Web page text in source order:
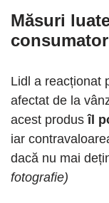
Măsuri
Lidl a reacționat
afectat de la
acest produsîl
iar
dacă nu mai
fotografie)